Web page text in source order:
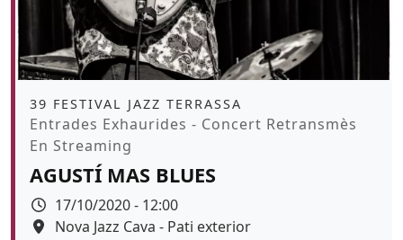
Àmbit
39 FESTIVAL JAZZ TERRASSA
Promoció
Entrades Exhaurides - Concert Retransmès
En Streaming
AGUSTÍ MAS BLUES
Data
17/10/2020 - 12:00
Espai
Nova Jazz Cava - Pati exterior